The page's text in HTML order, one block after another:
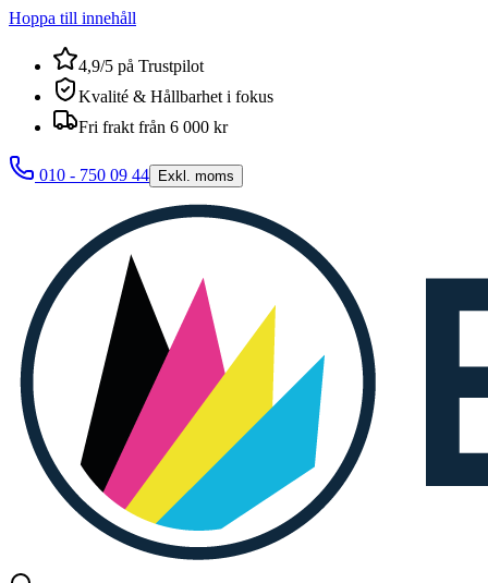
Hoppa till innehåll
4,9/5 på Trustpilot
Kvalité & Hållbarhet i fokus
Fri frakt från 6 000 kr
010 - 750 09 44 Exkl. moms